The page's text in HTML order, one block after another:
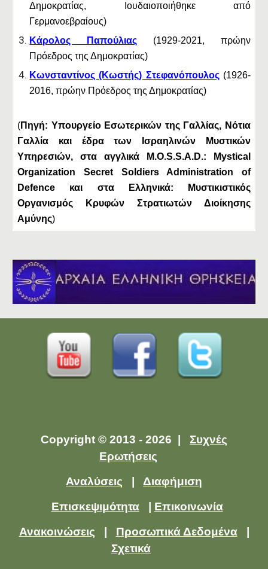
Δημοκρατίας, Ιουδαιοποιήθηκε από
Γερμανοεβραίους)
Κάρολος Παπούλιας (1929-2021, πρώην
Πρόεδρος της Δημοκρατίας)
Κωνσταντίνος (Κωστής) Στεφανόπουλος(1926-
2016, πρώην Πρόεδρος της Δημοκρατίας)
(Πηγή: Υπουργείο Εσωτερικών της Γαλλίας, Νότια
Γαλλία και έδρα των Ισραηλινών Μυστικών
Υπηρεσιών, στα αγγλικά M.O.S.S.A.D.: Mystical
Organization Secret Soldiers Administration of
Defence και στα Ελληνικά: Μυστικιστικός
Οργανισμός Κρυφών Στρατιωτών Διοίκησης
Αμύνης)
Copyright © 2013 - 2026 | Συχνές
Ερωτήσεις
Αναλύσεις
Διαφήμιση
Επισκεψιμότητα| Επικοινωνία
Ανακοινώσεις
Προσωπικά Δεδομένα|
Σχετικά